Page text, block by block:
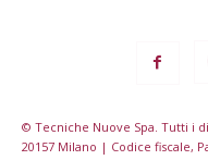
© Tecniche Nuove Spa. Tutti i
20157 Milano | Codice fiscale,